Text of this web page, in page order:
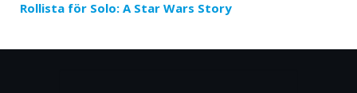
Rollista för Solo: A Star Wars Story